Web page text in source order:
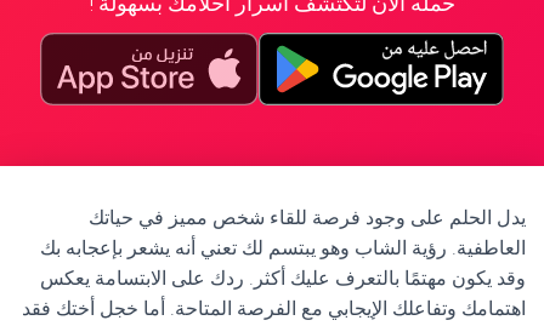
يدل الحلم على وجود فرصة للقاء شخص مميز في حياتك
العاطفية. رؤية الشاب وهو يبتسم لك تعني أنه يشعر بإعجابه بك
وقد يكون مهتمًا بالتعرف عليك أكثر. ردك على الابتسامة يعكس
اهتمامك وتفاعلك الإيجابي مع الفرصة المتاحة. أما خجل أختك فقد